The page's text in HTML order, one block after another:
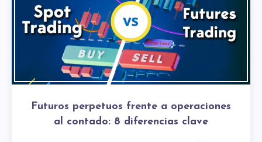
Futuros perpetuos frente a operaciones
al contado: 8 diferencias clave